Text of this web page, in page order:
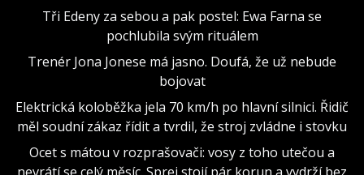
Tři Edeny za sebou a pak postel: Ewa Farna se
pochlubila svým rituálem
Trenér Jona Jonese má jasno. Doufá, že už nebude
bojovat
Elektrická koloběžka jela 70 km/h po hlavní silnici. Řidič
měl soudní zákaz řídit a tvrdil, že stroj zvládne i stovku
Ocet s mátou v rozprašovači: vosy z toho utečou a